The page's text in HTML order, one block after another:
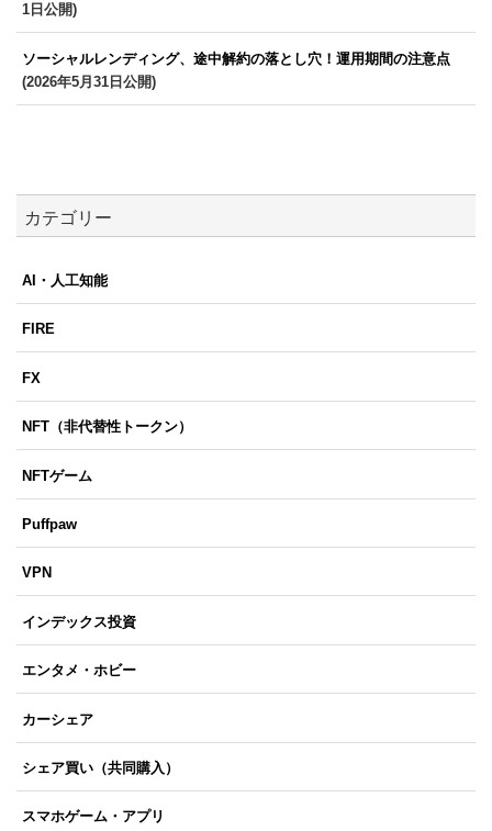
1日公開)
ソーシャルレンディング、途中解約の落とし穴！運用期間の注意点
(2026年5月31日公開)
カテゴリー
AI・人工知能
FIRE
FX
NFT（非代替性トークン）
NFTゲーム
Puffpaw
VPN
インデックス投資
エンタメ・ホビー
カーシェア
シェア買い（共同購入）
スマホゲーム・アプリ